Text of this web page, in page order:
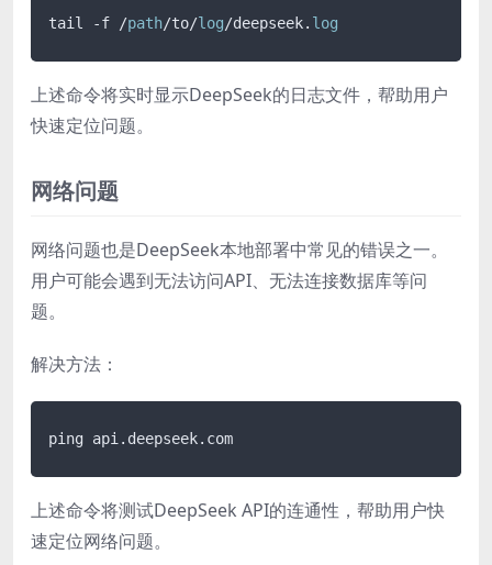
tail -f /path/to/log/deepseek. log
上述命令将实时显示DeepSeek的日志文件，帮助用户
快速定位问题。
网络问题
网络问题也是DeepSeek本地部署中常见的错误之一。
用户可能会遇到无法访问API、无法连接数据库等问
题。
解决方法：
上述命令将测试DeepSeek API的连通性，帮助用户快
速定位网络问题。